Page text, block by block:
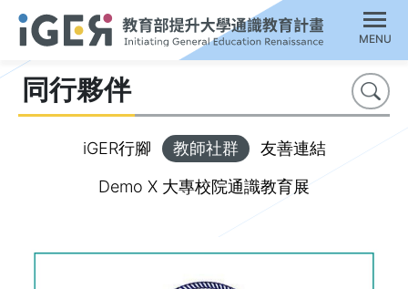
MENU
同行夥伴 搜尋
iGER行腳 教師社群
友善連結
Demo X 大專校院通識教育展